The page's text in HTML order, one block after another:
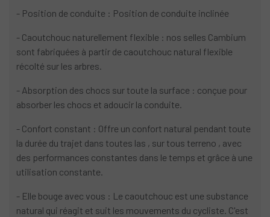
- Position de conduite : Position de conduite inclinée
- Caoutchouc naturellement flexible : nos selles Cambium
sont fabriquées à partir de caoutchouc natural flexible
récolté sur les arbres.
- Absorption des chocs sur toute la surface : conçue pour
absorber les chocs et adoucir la conduite.
- Confort constant : Offre un confort natural pendant toute
la durée du trajet dans toutes las , sur tous terreno , avec
des performances constantes dans le temps et grâce à une
utilisation constante.
- Elle bouge avec vous : Le caoutchouc est une substance
natural qui réagit et suit les mouvements du cycliste. C'est